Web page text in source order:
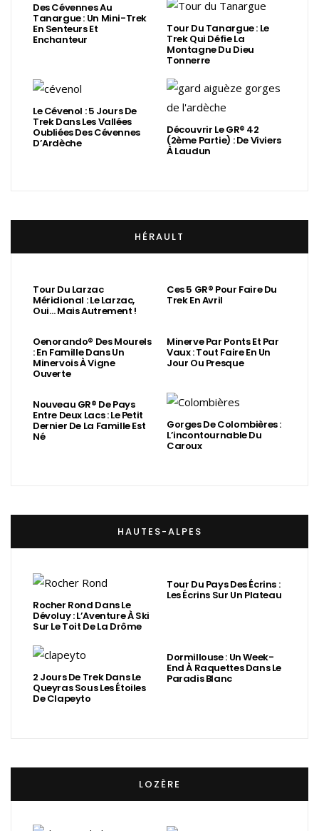
Des Cévennes Au
Tanargue : Un Mini-Trek
En Senteurs Et
Enchanteur
Tour Du Tanargue : Le
Trek Qui Défie La
Montagne Du Dieu
Tonnerre
Le Cévenol : 5 Jours De
Trek Dans Les Vallées
Oubliées Des Cévennes
D’Ardèche
Découvrir Le GR® 42
(2ème Partie) : De Viviers
À Laudun
HÉRAULT
Tour Du Larzac
Méridional : Le Larzac,
Oui… Mais Autrement !
Ces 5 GR® Pour Faire Du
Trek En Avril
Oenorando® Des Mourels
: En Famille Dans Un
Minervois À Vigne
Ouverte
Minerve Par Ponts Et Par
Vaux : Tout Faire En Un
Jour Ou Presque
Nouveau GR® De Pays
Entre Deux Lacs : Le Petit
Dernier De La Famille Est
Né
Gorges De Colombières :
L’incontournable Du
Caroux
HAUTES-ALPES
Rocher Rond Dans Le
Dévoluy : L’Aventure À Ski
Sur Le Toit De La Drôme
Tour Du Pays Des Écrins :
Les Écrins Sur Un Plateau
2 Jours De Trek Dans Le
Queyras Sous Les Étoiles
De Clapeyto
Dormillouse : Un Week-
End À Raquettes Dans Le
Paradis Blanc
LOZÈRE